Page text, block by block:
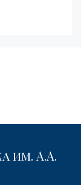
им. А.А.